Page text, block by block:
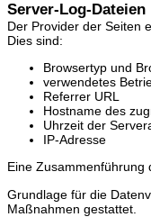
Server-Log-Dateien
Der Provider der Seiten
Dies sind:
Browsertyp und
verwendetes
Referrer URL
Hostname des
Uhrzeit der
IP-Adresse
Eine Zusammenführung
Grundlage für die
Maßnahmen gestattet.